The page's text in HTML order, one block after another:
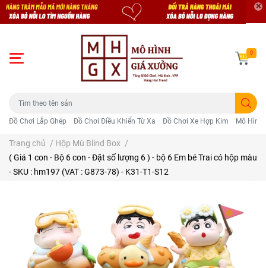
Đồ Chơi Lắp Ghép Đồ Chơi Điều Khiển Từ Xa Đồ Chơi Xe Hợp Kim Mô Hình
0
Trang chủ / Hộp Mù Blind Box /
( Giá 1 con - Bộ 6 con - Đặt số lượng 6 ) - bộ 6 Em bé Trai có hộp màu
- SKU : hm197 (VAT : G873-78) - K31-T1-S12